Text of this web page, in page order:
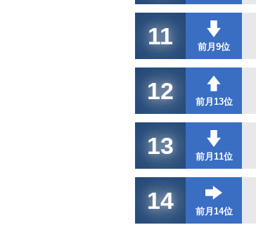
11 前月9位
12 前月13位
13 前月11位
14 前月14位